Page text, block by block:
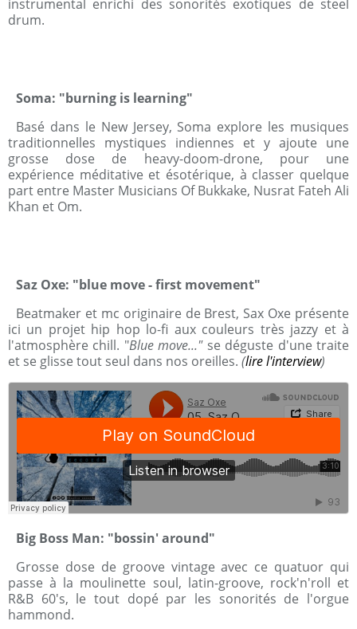
instrumental enrichi des sonorités exotiques de steel
drum.
Soma: "burning is learning"
Basé dans le New Jersey, Soma explore les musiques
traditionnelles mystiques indiennes et y ajoute une
grosse dose de heavy-doom-drone, pour une
expérience méditative et ésotérique, à classer quelque
part entre Master Musicians Of Bukkake, Nusrat Fateh Ali
Khan et Om.
Saz Oxe: "blue move - first movement"
Beatmaker et mc originaire de Brest, Sax Oxe présente
ici un projet hip hop lo-fi aux couleurs très jazzy et à
l'atmosphère chill. "Blue move..."se déguste d'une traite
et se glisse tout seul dans nos oreilles. (lire l'interview)
Big Boss Man: "bossin' around"
Grosse dose de groove vintage avec ce quatuor qui
passe à la moulinette soul, latin-groove, rock'n'roll et
R&B 60's, le tout dopé par les sonorités de l'orgue
hammond.